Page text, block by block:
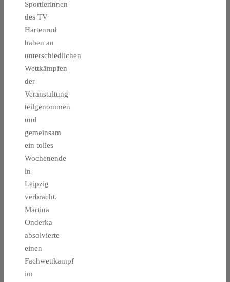
Sportlerinnen
des TV
Hartenrod
haben an
unterschiedlichen
Wettkämpfen
der
Veranstaltung
teilgenommen
und
gemeinsam
ein tolles
Wochenende
in
Leipzig
verbracht.
Martina
Onderka
absolvierte
einen
Fachwettkampf
im